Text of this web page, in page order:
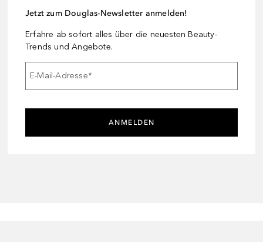
Jetzt zum Douglas-Newsletter anmelden!
Erfahre ab sofort alles über die neuesten Beauty-
Trends und Angebote.
E-Mail-Adresse*
ANMELDEN